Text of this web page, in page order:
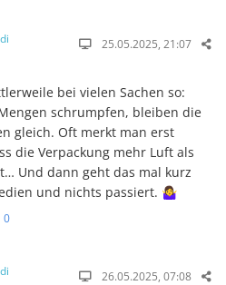
25.05.2025, 21:07
bei vielen Sachen so:
schrumpfen, bleiben die
gleich. Oft merkt man erst
die Verpackung mehr Luft als
Und dann geht das mal kurz
und nichts passiert. 🤷‍♀️
0
26.05.2025, 07:08